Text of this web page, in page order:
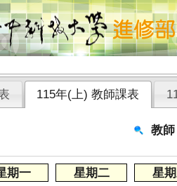
115年(上) 教師課表
教師
期一 星期二 星